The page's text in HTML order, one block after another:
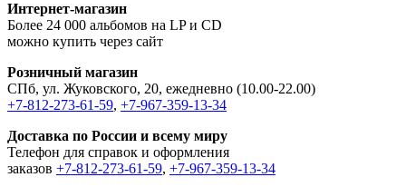
Интернет-магазин
Более 24 000 альбомов на LP и CD
можно купить через сайт
Розничный магазин
СПб, ул. Жуковского, 20, ежедневно (10.00-22.00)
+7-812-273-61-59, +7-967-359-13-34
Доставка по России и всему миру
Телефон для справок и оформления
заказов +7-812-273-61-59, +7-967-359-13-34